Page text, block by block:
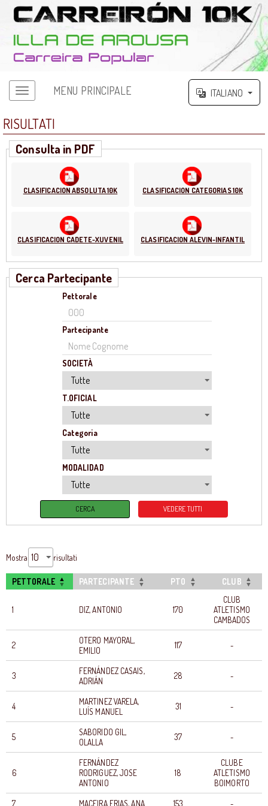
MENU PRINCIPALE ITALIANO
RISULTATI
Consulta in PDF
CLASIFICACION ABSOLUTA 10K CLASIFICACION CATEGORIAS 10K
CLASIFICACION CADETE-XUVENIL CLASIFICACION ALEVIN-INFANTIL
Cerca Partecipante
Pettorale
Partecipante
SOCIETÀ
T.OFICIAL
Categoria
MODALIDAD
Mostra risultati
PETTORALE PARTECIPANTE PTO CLUB
1 DIZ, ANTONIO 170
CLUB
ATLETISMO
CAMBADOS
2
OTERO MAYORAL,
EMILIO
117 -
3
FERNÁNDEZ CASAIS,
ADRIÁN
28 -
4
MARTINEZ VARELA,
LUÍS MANUEL
31 -
5
SABORIDO GIL,
OLALLA
37 -
6
FERNÁNDEZ
RODRIGUEZ, JOSE
ANTONIO
18
CLUBE
ATLETISMO
BOIMORTO
7
MACEIRA ERIAS, ANA 153 -